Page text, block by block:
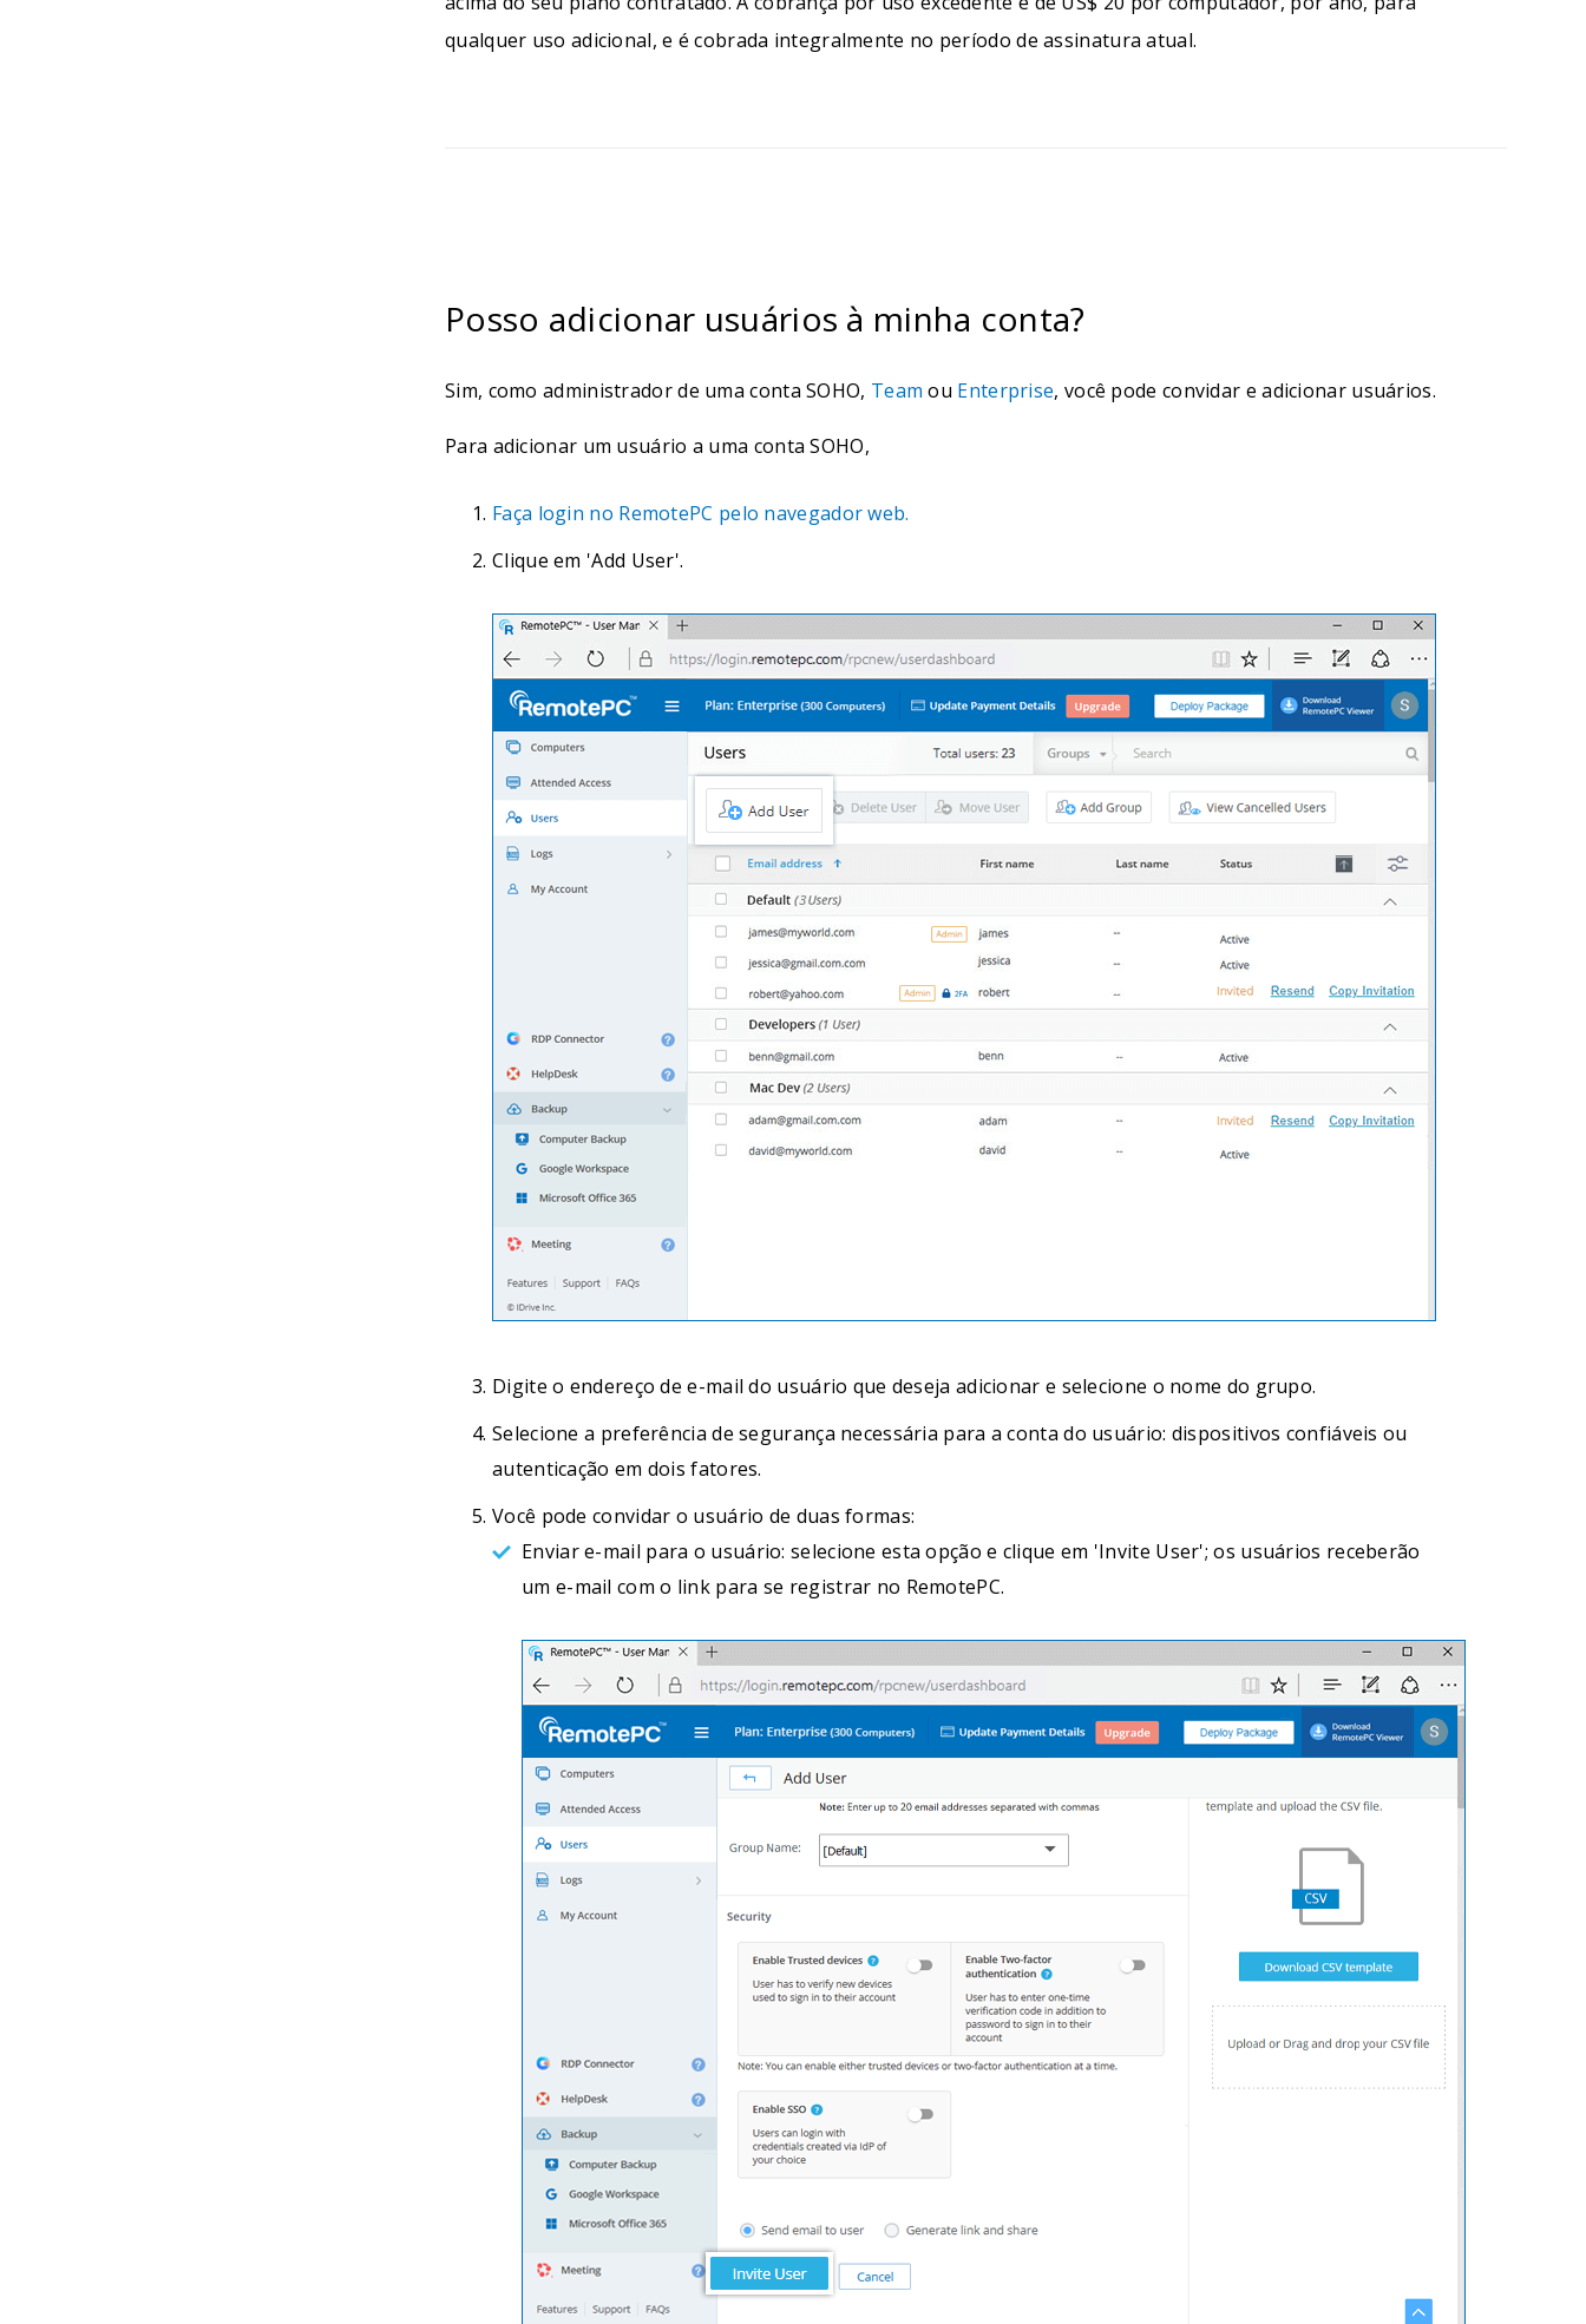
qualquer uso adicional, e é cobrada integralmente no período de assinatura atual.
Posso adicionar usuários à minha conta?
Sim, como administrador de uma conta SOHO, Team ou Enterprise, você pode convidar e adicionar usuários.
Para adicionar um usuário a uma conta SOHO,
Faça login no RemotePC pelo navegador web.
Clique em 'Add User'.
Digite o endereço de e-mail do usuário que deseja adicionar e selecione o nome do grupo.
Selecione a preferência de segurança necessária para a conta do usuário: dispositivos confiáveis ou
autenticação em dois fatores.
Você pode convidar o usuário de duas formas:
Enviar e-mail para o usuário: selecione esta opção e clique em 'Invite User'; os usuários receberão
um e-mail com o link para se registrar no RemotePC.